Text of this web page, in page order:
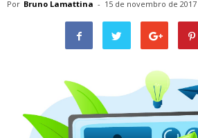
Por Bruno Lamattina - 15 de novembro de 2017